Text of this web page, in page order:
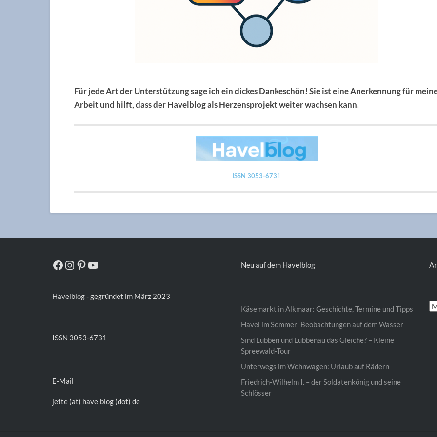
Für jede Art der Unterstützung sage ich ein dickes Dankeschön!Sie ist eine Anerkennung für
Arbeit und hilft, dass der Havelblog als Herzensprojekt weiter wachsen kann.
ISSN 3053-6731
Facebook
Instagram
Pinterest
YouTube
Havelblog - gegründet im März 2023
ISSN 3053-6731
E-Mail
jette (at) havelblog (dot) de
Neu auf dem Havelblog
Käsemarkt in Alkmaar: Geschichte, Termine und Tipps
Havel im Sommer: Beobachtungen auf dem Wasser
Sind Lübben und Lübbenau das Gleiche? – Kleine
Spreewald-Tour
Unterwegs im Wohnwagen: Urlaub auf Rädern
Friedrich-Wilhelm I. – der Soldatenkönig und seine
Schlösser